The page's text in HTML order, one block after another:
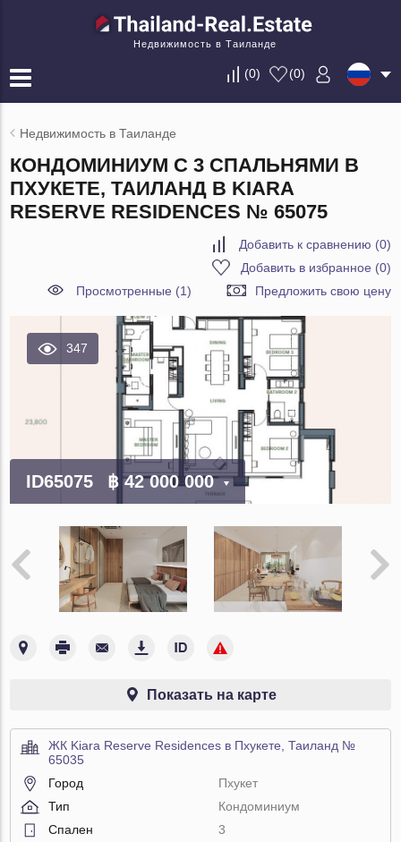
Недвижимость в Таиланде
(0) (0)
Недвижимость в Таиланде
КОНДОМИНИУМ С 3 СПАЛЬНЯМИ В
ПХУКЕТЕ, ТАИЛАНД В KIARA
RESERVE RESIDENCES № 65075
Добавить к сравнению (0)
Добавить в избранное (0)
Просмотренные (1)
Предложить свою цену
347
ID65075 ฿ 42 000 000
Показать на карте
ЖК Kiara Reserve Residences в Пхукете, Таиланд №
65035
Город
Пхукет
Тип
Кондоминиум
Спален
3